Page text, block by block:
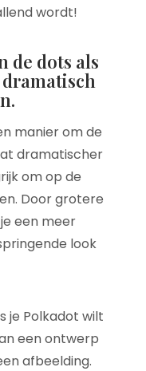
wordt!
de dots als
manier om de
dramatischer
om op de
Door grotere
een meer
look
je Polkadot wilt
een ontwerp
afbeelding.